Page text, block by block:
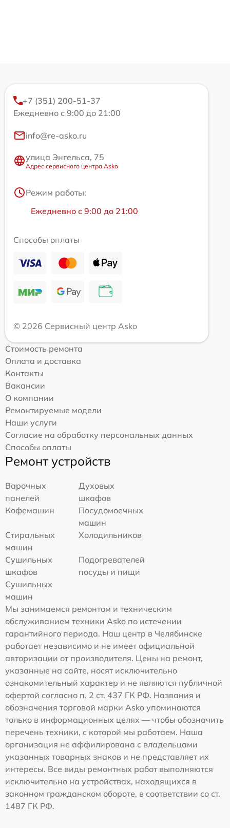
+7 (351) 200-51-37
Ежедневно с 9:00 до 21:00
info@re-asko.ru
улица Энгельса, 75
Адрес сервисного центра Asko
Режим работы:
Ежедневно с 9:00 до 21:00
Способы оплаты
© 2026 Сервисный центр Asko
Стоимость ремонта
Оплата и доставка
Контакты
Вакансии
О компании
Ремонтируемые модели
Наши услуги
Согласие на обработку персональных данных
Способы оплаты
Ремонт устройств
Варочных
панелей
Духовых
шкафов
Кофемашин
Посудомоечных
машин
Стиральных
машин
Холодильников
Сушильных
шкафов
Подогревателей
посуды и пищи
Сушильных
машин
Мы занимаемся ремонтом и техническим
обслуживанием техники Asko по истечении
гарантийного периода. Наш центр в Челябинске
работает независимо и не имеет официальной
авторизации от производителя. Цены на ремонт,
указанные на сайте, носят исключительно
ознакомительный характер и не являются публичной
офертой согласно п. 2 ст. 437 ГК РФ. Названия и
обозначения торговой марки Asko упоминаются
только в информационных целях — чтобы обозначить
перечень техники, с которой мы работаем. Наша
организация не аффилирована с владельцами
указанных товарных знаков и не представляет их
интересы. Все виды ремонтных работ выполняются
исключительно на устройствах, находящихся в
законном гражданском обороте, в соответствии со ст.
1487 ГК РФ.